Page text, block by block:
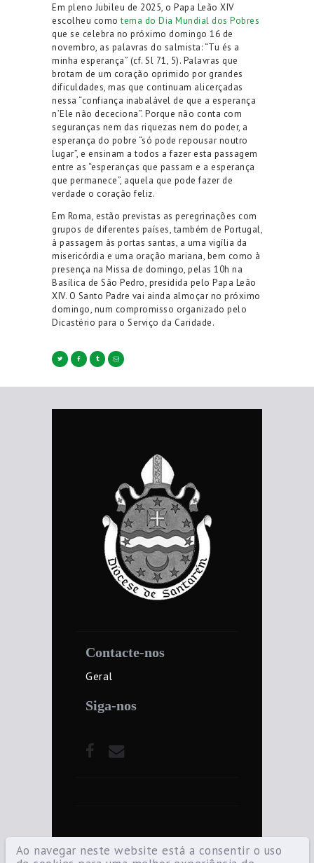
Ao navegar neste website está a consentir o uso
Em pleno Jubileu de 2025, o Papa Leão XIV
escolheu comotema do Dia Mundial dos Pobres
que se celebra no próximo domingo 16 de
novembro, as palavras do salmista: “Tu és a
minha esperança” (cf. Sl 71, 5). Palavras que
brotam de um coração oprimido por grandes
dificuldades, mas que continuam alicerçadas
nessa “confiança inabalável de que a esperança
n’Ele não dececiona”. Porque não conta com
seguranças nem das riquezas nem do poder, a
esperança do pobre “só pode repousar noutro
lugar”, e ensinam a todos a fazer esta passagem
entre as “esperanças que passam e a esperança
que permanece”, aquela que pode fazer de
verdade o coração feliz.
Em Roma, estão previstas as peregrinações com
grupos de diferentes países, também de Portugal,
à passagem às portas santas, a uma vigília da
misericórdia e uma oração mariana, bem como à
presença na Missa de domingo, pelas 10h na
Basílica de São Pedro, presidida pelo Papa Leão
XIV. O Santo Padre vai ainda almoçar no próximo
domingo, num compromisso organizado pelo
Dicastério para o Serviço da Caridade.
Contacte-nos
Geral
Siga-nos